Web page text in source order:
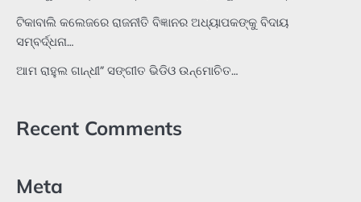
ଟିକାବାଲି କଲେଜରେ ରାଜନୀତି ବିଜ୍ଞାନର ଅଧ୍ୟାପକଙ୍କୁ ବିଦାୟ
ସମ୍ବର୍ଦ୍ଧନା…
ଆମ ରାହୁଲ ଗାନ୍ଧୀ” ସଙ୍ଗୀତ ଭିଡିଓ ଉନ୍ମୋଚିତ…
Recent Comments
Meta